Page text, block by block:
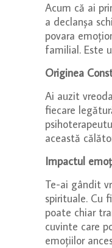
Acum că ai
a declanșa
povara
familial. Este
Originea
Ai auzit
fiecare
această
Impactul
Te-ai gândit
spirituale. Cu
poate chiar
cuvinte care
emoțiilor